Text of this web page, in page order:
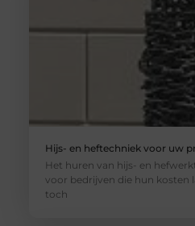
Hijs- en heftechniek voor uw
Het huren van hijs- en
voor bedrijven die hun kosten
toch